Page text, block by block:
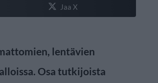
Jaa X
lentävien
Osa tutkijoista